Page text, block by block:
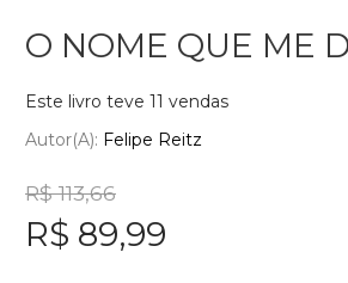
O NOME QUE ME
Este livro teve 11 vendas
Autor(a): Felipe Reitz
R$ 113,66
R$ 89,99